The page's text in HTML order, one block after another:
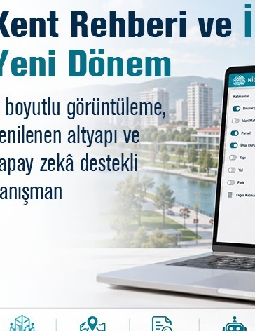
toplayan Nilüfer Çocuk Korosu ile
Başkanı Turgay Erdem, Nilüfer Belediye
aldığı Nilüfer Gençlik Korosu, hem ses
şef Suat Şahin, yardımcı şef Ebrar
İzleyenlerin karşısına ilk olarak çıkan
şiirinin uyarlamasını seslendirdi.
Çocuk Korosu’nun oldu. “Yanlış Masal”,
izleyenlerden alkış aldı.
üyesi 9 yaşındaki Yağmur
Korosu’na, Nilüfer Gençlik Korosu da
Belediye Başkanı Turgay Erdem, şef
Başkan Turgay Erdem, Nilüfer Çocuk
duyuyoruz” dedi.